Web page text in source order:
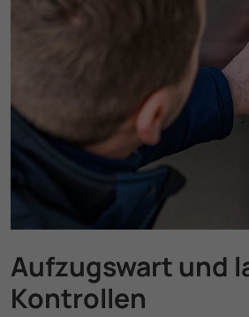
Aufzugswart und
Kontrollen